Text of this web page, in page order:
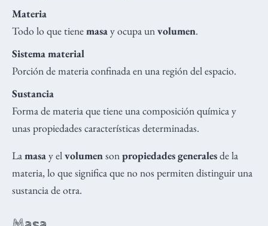
Materia
Todo lo que tienemasay ocupa unvolumen.
Sistema material
Porción de materia confinada en una región del espacio.
Sustancia
Forma de materia que tiene una composición química y
unas propiedades características determinadas.
Lamasay elvolumensonpropiedades generalesde la
materia, lo que significa que no nos permiten distinguir una
sustancia de otra.